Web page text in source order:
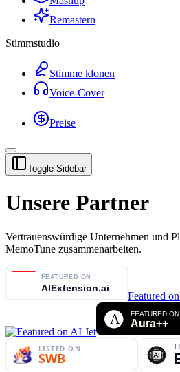
Remastern
Stimmstudio
Stimme klonen
Voice-Cover
Preise
Toggle Sidebar
Unsere Partner
Vertrauenswürdige Unternehmen und
MemoTune zusammenarbeiten.
Featured